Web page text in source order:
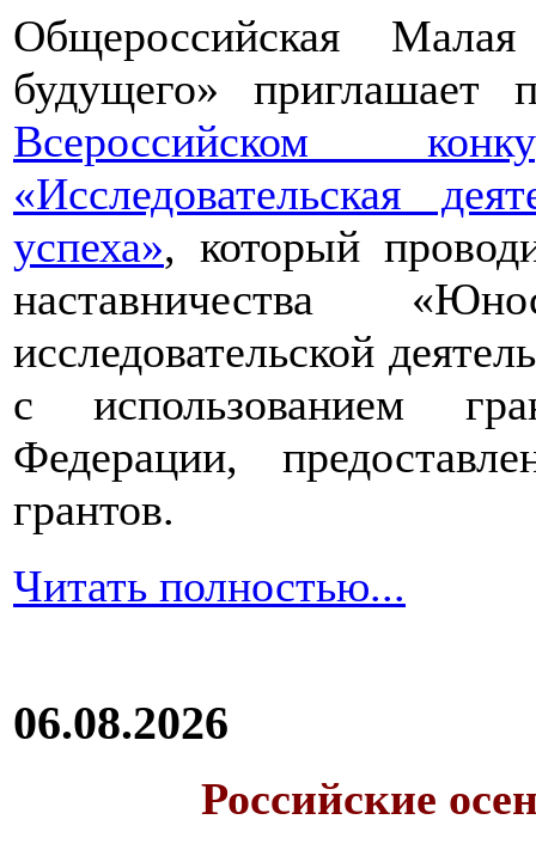
Общероссийская
будущего» приглашает
Всероссийском
«Исследовательская
успеха», который
наставничества
исследовательской
с использованием
Федерации,
грантов.
Читать полностью...
06.08.2026
Российские